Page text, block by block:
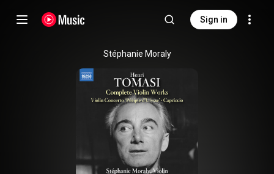
Sign in
Stéphanie Moraly